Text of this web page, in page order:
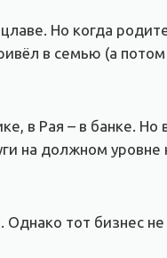
Но когда
в семью (а
в Рая – в банке.
на должном
Однако тот бизнес